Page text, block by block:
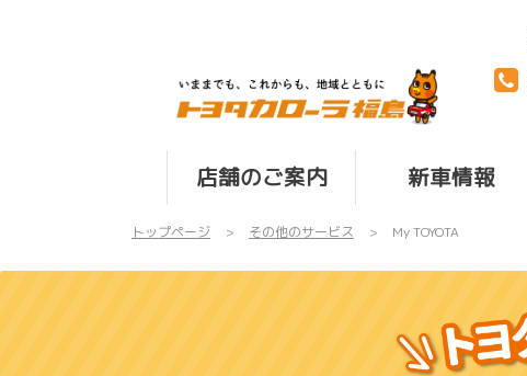
店舗のご案内 新車情報
トップページ その他のサービス My TOYOTA